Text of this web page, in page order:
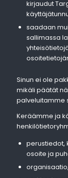
kirjaudut
saadaan
sallimassa
Sinun ei ole
mikäli päätät
palveluitamme
Keräämme ja
perustiedot,
osoite ja